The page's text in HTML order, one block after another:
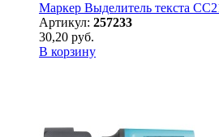
Маркер Выделитель текста
Артикул: 257233
30,20 руб.
В корзину